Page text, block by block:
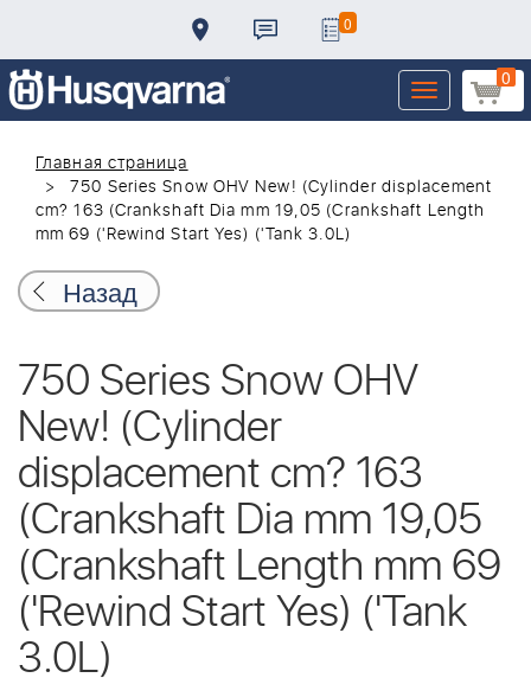
0
0
Toggle
navigation
Главная страница
750 Series Snow OHV New! (Cylinder displacement
cm? 163 (Crankshaft Dia mm 19,05 (Crankshaft Length
mm 69 ('Rewind Start Yes) ('Tank 3.0L)
Назад
750 Series Snow OHV
New! (Cylinder
displacement cm? 163
(Crankshaft Dia mm 19,05
(Crankshaft Length mm 69
('Rewind Start Yes) ('Tank
3.0L)